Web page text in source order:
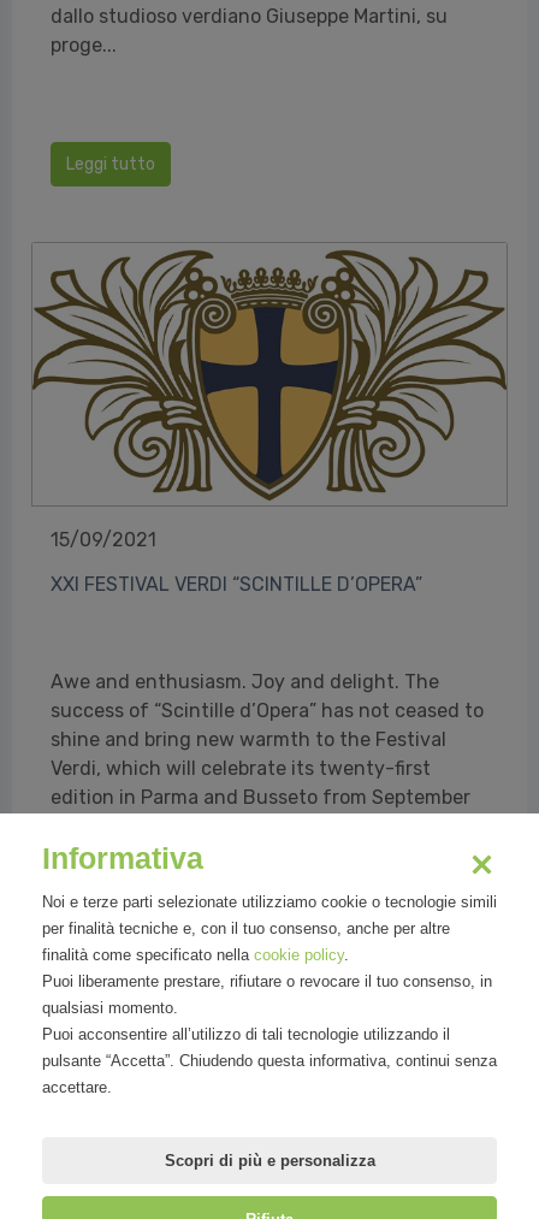
dallo studioso verdiano Giuseppe Martini, su
proge...
Leggi tutto
15/09/2021
XXI FESTIVAL VERDI “SCINTILLE D’OPERA”
Awe and enthusiasm. Joy and delight. The
success of “Scintille d’Opera” has not ceased to
shine and bring new warmth to the Festival
Verdi, which will celebrate its twenty-first
edition in Parma and Busseto from September
resound at Teatro Regio di Parma and diffusing
Leggi tutto
Informativa
Noi e terze parti selezionate utilizziamo cookie o tecnologie simili
per finalità tecniche e, con il tuo consenso, anche per altre
finalità come specificato nella cookie policy.
Puoi liberamente prestare, rifiutare o revocare il tuo consenso, in
qualsiasi momento.
Puoi acconsentire all’utilizzo di tali tecnologie utilizzando il
pulsante “Accetta”. Chiudendo questa informativa, continui senza
accettare.
Scopri di più e personalizza